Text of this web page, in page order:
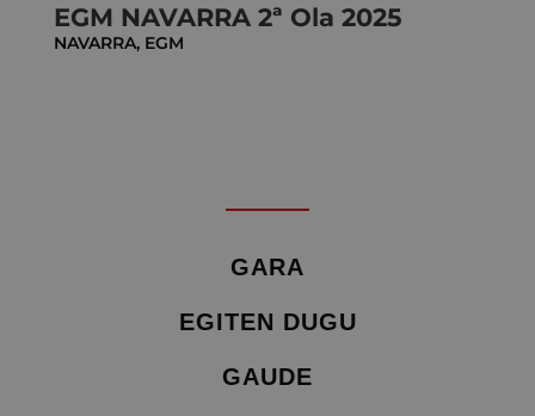
EGM NAVARRA 2ª Ola 2025
NAVARRA, EGM
GARA
EGITEN DUGU
GAUDE